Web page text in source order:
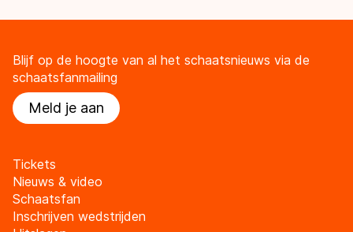
Blijf op de hoogte van al het schaatsnieuws via de
schaatsfanmailing
Meld je aan
Tickets
Nieuws & video
Schaatsfan
Inschrijven wedstrijden